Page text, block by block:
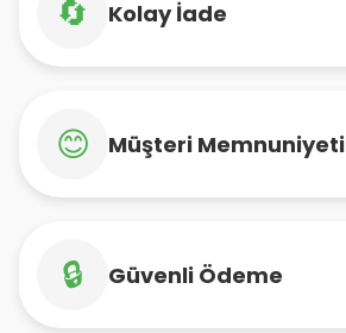
🔄 Kolay İade
😊 Müşteri Memnuniyeti
🔒 Güvenli Ödeme